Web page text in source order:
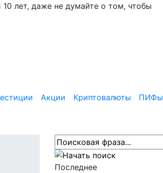
лет, даже не думайте о том, чтобы
Акции Криптовалюты ПИФы
Последнее